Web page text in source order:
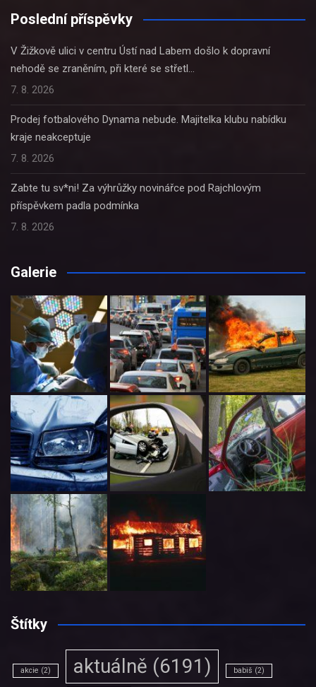
Poslední příspěvky
V Žižkově ulici v centru Ústí nad Labem došlo k dopravní
nehodě se zraněním, při které se střetl…
7. 8. 2026
Prodej fotbalového Dynama nebude. Majitelka klubu nabídku
kraje neakceptuje
7. 8. 2026
Zabte tu sv*ni! Za výhrůžky novinářce pod Rajchlovým
příspěvkem padla podmínka
7. 8. 2026
Galerie
Štítky
akcie (2) aktuálně (6191) babiš (2)